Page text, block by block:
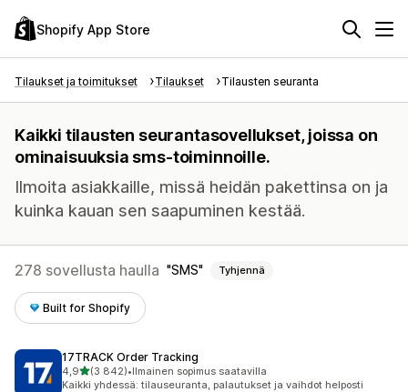
Shopify App Store
Tilaukset ja toimitukset Tilaukset Tilausten seuranta
Kaikki tilausten seurantasovellukset, joissa on
ominaisuuksia sms-toiminnoille.
Ilmoita asiakkaille, missä heidän pakettinsa on ja
kuinka kauan sen saapuminen kestää.
278 sovellusta haulla SMS Tyhjennä
Built for Shopify
17TRACK Order Tracking
4,9/ 5 tähteä
(3 842)
3842 arvostelua yhteensä
•Ilmainen sopimus saatavilla
Kaikki yhdessä: tilauseuranta, palautukset ja vaihdot helposti